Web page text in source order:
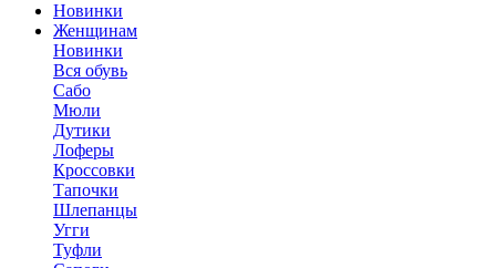
Новинки
Женщинам
Новинки
Вся обувь
Сабо
Мюли
Дутики
Лоферы
Кроссовки
Тапочки
Шлепанцы
Угги
Туфли